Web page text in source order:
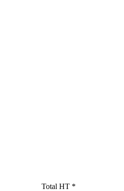
Total HT *